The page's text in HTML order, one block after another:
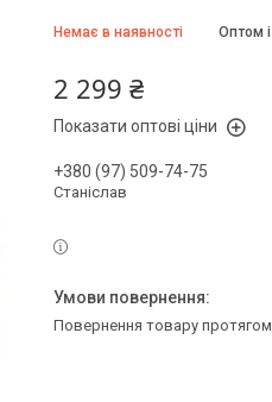
Немає в наявності Оптом
2 299 ₴
Показати оптові ціни
+380 (97) 509-74-75
Станіслав
повернення товару